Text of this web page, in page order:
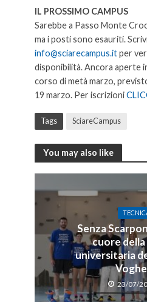
IL PROSSIMO CAMPUS
Sarebbe a Passo Monte
ma i posti sono esauriti.
info@sciarecampus.itper
disponibilità. Ancora aperte
corso di metà marzo,
19 marzo. Per iscrizioni
Tags SciareCampus
You may also like
Senza
cuore
universitaria
23/07/